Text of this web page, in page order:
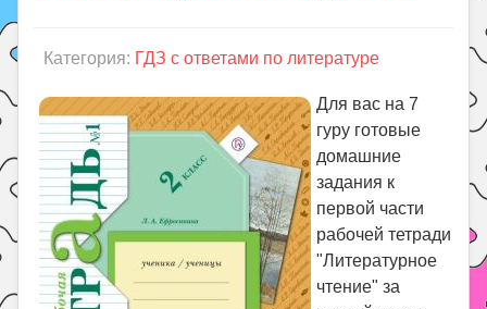
ГДЗ
Праздники
Психология
Летом!
Поиск
Категория: ГДЗ с ответами по литературе
Для вас на 7
гуру готовые
домашние
задания к
первой части
рабочей тетради
"Литературное
чтение" за